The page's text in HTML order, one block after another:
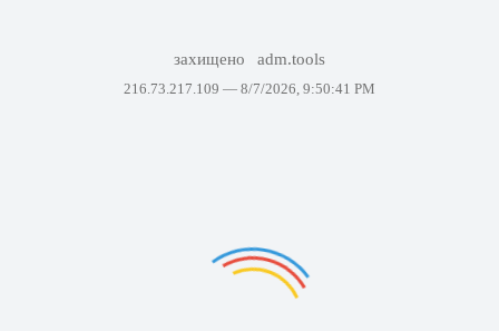
захищено adm.tools
216.73.217.109 — 8/7/2026, 9:50:41 PM